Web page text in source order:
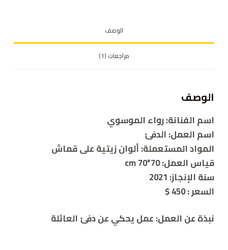
الوصف
مراجعات (1)
الوصف
اسم الفنانة: رواء الموسوي
اسم العمل: الدفئ
المواد المستعملة: ألوان زيتية على قماش
قياس العمل: 70*70 cm
سنة الإنجاز: 2021
السعر : 450 $
نبذة عن العمل: عمل يحكي عن دفئ العائلة